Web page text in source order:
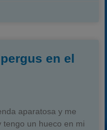
en el
aparatosa y me
tengo un hueco en mi